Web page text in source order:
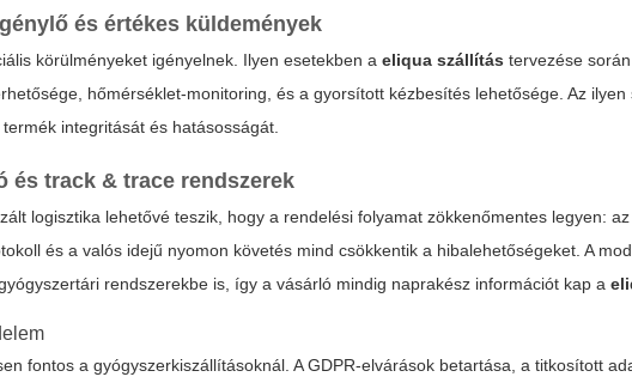
és értékes küldemények
körülményeket igényelnek. Ilyen esetekben aeliqua szállítás tervezése
hőmérséklet-monitoring, és a gyorsított kézbesítés lehetősége. Az
integritását és hatásosságát.
és track & trace rendszerek
logisztika lehetővé teszik, hogy a rendelési folyamat zökkenőmentes legyen:
és a valós idejű nyomon követés mind csökkentik a hibalehetőségeket. A
rendszerekbe is, így a vásárló mindig naprakész információt kap a
fontos a gyógyszerkiszállításoknál. A GDPR-elvárások betartása, a titkosított